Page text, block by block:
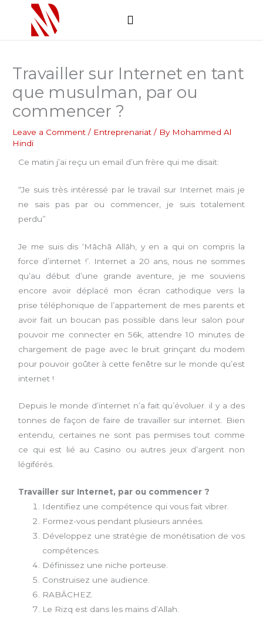
Travailler sur Internet en tant
que musulman, par ou
commencer ?
Leave a Comment / Entreprenariat / By Mohammed Al
Hindi
Ce matin j’ai reçu un email d’un frère qui me disait:
“Je suis très intéressé par le travail sur Internet mais je
ne sais pas par ou commencer, je suis totalement
perdu”
Je me suis dis ‘Māchā Allāh, y en a qui on compris la
force d’internet !’. Internet a 20 ans, nous ne sommes
qu’au début d’une grande aventure, je me souviens
encore avoir déplacé mon écran cathodique vers la
prise téléphonique de l’appartement de mes parents et
avoir fait un boucan pas possible dans leur salon pour
pouvoir me connecter en 56k, attendre 10 minutes de
chargement de page avec le bruit grinçant du modem
pour pouvoir goûter à cette fenêtre sur le monde qu’est
internet !
Depuis le monde d’internet n’a fait qu’évoluer. il y a des
tonnes de façon de faire de travailler sur internet. Bien
entendu, certaines ne sont pas permises tout comme
ce qui est lié au Casino ou autres jeux d’argent non
légiférés.
Travailler sur Internet, par ou commencer ?
Identifiez une compétence qui vous fait vibrer.
Formez-vous pendant plusieurs années.
Développez une stratégie de monétisation de vos
compétences.
Définissez une niche porteuse.
Construisez une audience.
RABÂCHEZ.
Le Rizq est dans les mains d’Allah.